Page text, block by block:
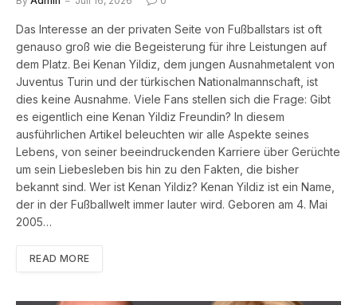
Das Interesse an der privaten Seite von Fußballstars ist oft
genauso groß wie die Begeisterung für ihre Leistungen auf
dem Platz. Bei Kenan Yildiz, dem jungen Ausnahmetalent von
Juventus Turin und der türkischen Nationalmannschaft, ist
dies keine Ausnahme. Viele Fans stellen sich die Frage: Gibt
es eigentlich eine Kenan Yildiz Freundin? In diesem
ausführlichen Artikel beleuchten wir alle Aspekte seines
Lebens, von seiner beeindruckenden Karriere über Gerüchte
um sein Liebesleben bis hin zu den Fakten, die bisher
bekannt sind. Wer ist Kenan Yildiz? Kenan Yildiz ist ein Name,
der in der Fußballwelt immer lauter wird. Geboren am 4. Mai
2005…
READ MORE